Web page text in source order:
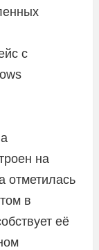
с
на
отметилась
в
её